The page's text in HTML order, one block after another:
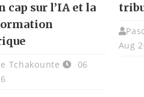
cap sur l’IA et la
Tchakounte
06
Aug